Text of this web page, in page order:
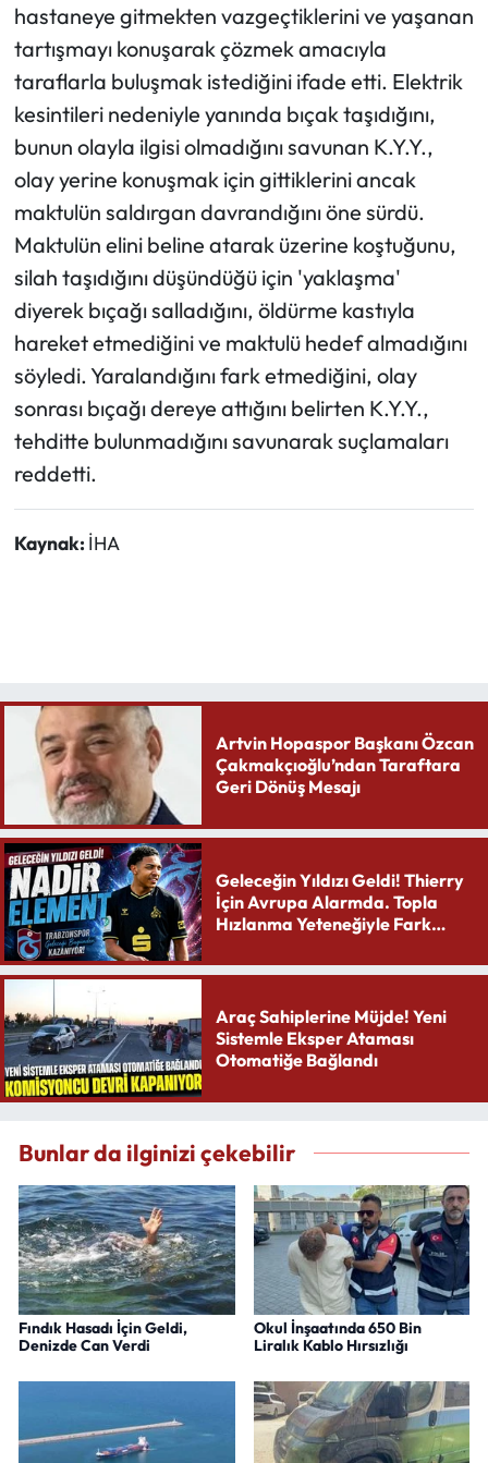
hastaneye gitmekten vazgeçtiklerini ve yaşanan
tartışmayı konuşarak çözmek amacıyla
taraflarla buluşmak istediğini ifade etti. Elektrik
kesintileri nedeniyle yanında bıçak taşıdığını,
bunun olayla ilgisi olmadığını savunan K.Y.Y.,
olay yerine konuşmak için gittiklerini ancak
maktulün saldırgan davrandığını öne sürdü.
Maktulün elini beline atarak üzerine koştuğunu,
silah taşıdığını düşündüğü için 'yaklaşma'
diyerek bıçağı salladığını, öldürme kastıyla
hareket etmediğini ve maktulü hedef almadığını
söyledi. Yaralandığını fark etmediğini, olay
sonrası bıçağı dereye attığını belirten K.Y.Y.,
tehditte bulunmadığını savunarak suçlamaları
reddetti.
Kaynak: İHA
Artvin Hopaspor Başkanı Özcan
Çakmakçıoğlu’ndan Taraftara
Geri Dönüş Mesajı
Geleceğin Yıldızı Geldi! Thierry
İçin Avrupa Alarmda. Topla
Hızlanma Yeteneğiyle Fark
Araç Sahiplerine Müjde! Yeni
Sistemle Eksper Ataması
Otomatiğe Bağlandı
Bunlar da ilginizi çekebilir
Fındık Hasadı İçin Geldi,
Denizde Can Verdi
Okul İnşaatında 650 Bin
Liralık Kablo Hırsızlığı